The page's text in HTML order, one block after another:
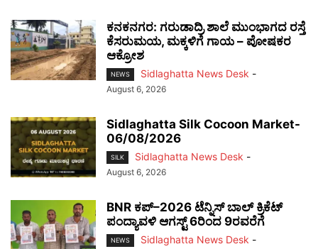
ಕನಕನಗರ: ಗರುಡಾದ್ರಿ ಶಾಲೆ ಮುಂಭಾಗದ ರಸ್ತೆ
ಕೆಸರುಮಯ, ಮಕ್ಕಳಿಗೆ ಗಾಯ – ಪೋಷಕರ
ಆಕ್ರೋಶ
NEWS Sidlaghatta News Desk -
August 6, 2026
Sidlaghatta Silk Cocoon Market-
06/08/2026
SILK Sidlaghatta News Desk -
August 6, 2026
BNR ಕಪ್–2026 ಟೆನ್ನಿಸ್ ಬಾಲ್ ಕ್ರಿಕೆಟ್
ಪಂದ್ಯಾವಳಿ ಆಗಸ್ಟ್ 6ರಿಂದ 9ರವರೆಗೆ
NEWS Sidlaghatta News Desk -